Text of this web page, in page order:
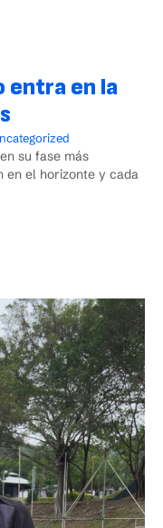
entra en la
su fase más
en el horizonte y cada